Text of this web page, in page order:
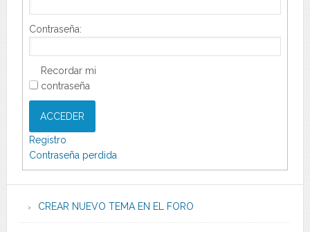
Contraseña:
Recordar mi
contraseña
ACCEDER
Registro
Contraseña perdida
CREAR NUEVO TEMA EN EL FORO